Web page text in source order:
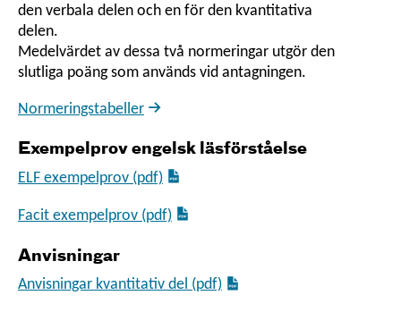
den verbala delen och en för den kvantitativa
delen.
Medelvärdet av dessa två normeringar utgör den
slutliga poäng som används vid antagningen.
Normeringstabeller
Exempelprov engelsk läsförståelse
ELF exempelprov (pdf)
Facit exempelprov (pdf)
Anvisningar
Anvisningar kvantitativ del (pdf)